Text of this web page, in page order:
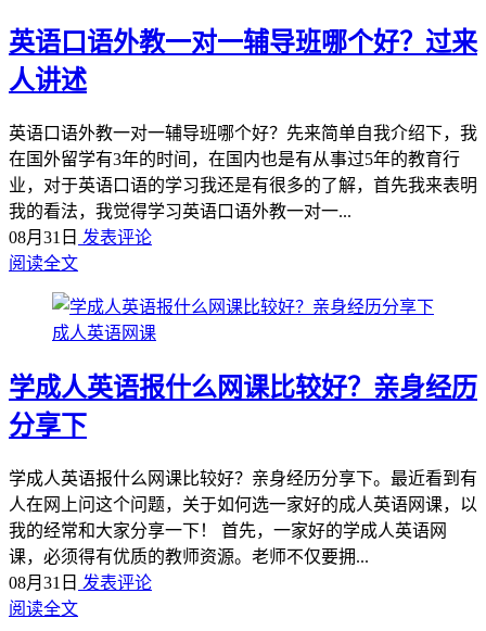
英语口语外教一对一辅导班哪个好？过来
人讲述
英语口语外教一对一辅导班哪个好？先来简单自我介绍下，我
在国外留学有3年的时间，在国内也是有从事过5年的教育行
业，对于英语口语的学习我还是有很多的了解，首先我来表明
我的看法，我觉得学习英语口语外教一对一...
08月31日 发表评论
阅读全文
成人英语网课
学成人英语报什么网课比较好？亲身经历
分享下
学成人英语报什么网课比较好？亲身经历分享下。最近看到有
人在网上问这个问题，关于如何选一家好的成人英语网课，以
我的经常和大家分享一下！ 首先，一家好的学成人英语网
课，必须得有优质的教师资源。老师不仅要拥...
08月31日 发表评论
阅读全文